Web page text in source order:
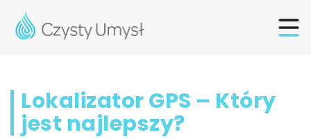
Lokalizator GPS – Który
jest najlepszy?